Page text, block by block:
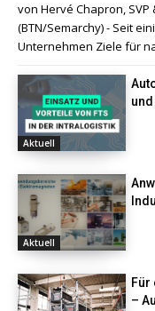
von Hervé Chapron,
(BTN/Semarchy) - Seit
Unternehmen Ziele für
Aktuell
Aktuell
Für
–